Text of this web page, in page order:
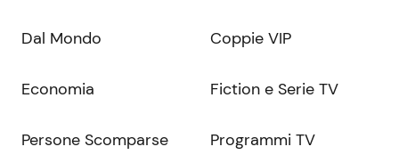
Dal Mondo
Economia
Persone Scomparse
Coppie VIP
Fiction e Serie TV
Programmi TV